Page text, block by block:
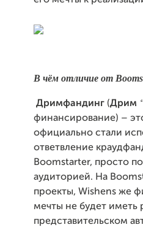
В чём отличие от
Дримфандинг (Дрим
финансирование) –
официально стали
ответвление
Boomstarter, просто
аудиторией. На
проекты, Wishens же
мечты не будет иметь
представительском